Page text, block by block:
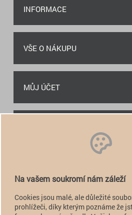
INFORMACE
VŠE O NÁKUPU
MŮJ ÚČET

Na vašem soukromí nám záleží
Cookies jsou malé, ale důležité
prohlížeči, díky kterým poznáme že